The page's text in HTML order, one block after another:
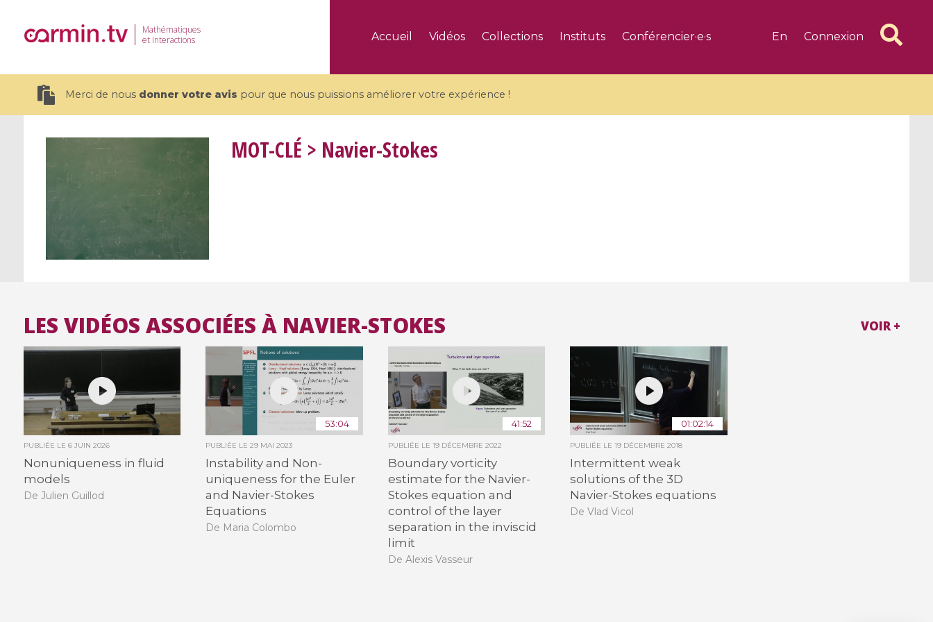
Mathématiques
et Interactions
Accueil Vidéos Collections Instituts Conférencier·e·s En Connexion
Merci de nous donner votre avis pour que nous puissions améliorer votre expérience !
19 videos
CEMRACS 2026 : Modeling and AI
for Environmental Transition /
Centre d'Eté Mathématique de
Toutes les collections
Tous les instituts
MOT-CLÉ > Navier-Stokes
LES VIDÉOS ASSOCIÉES À NAVIER-STOKES
PUBLIÉE LE 6 JUIN 2026
Nonuniqueness in fluid
models
De Julien Guillod
53:04
PUBLIÉE LE29 MAI 2023
Instability and Non-
uniqueness for the Euler
and Navier-Stokes
Equations
De Maria Colombo
41:52
PUBLIÉE LE 19 DÉCEMBRE 2022
Boundary vorticity
estimate for the Navier-
Stokes equation and
control of the layer
separation in the inviscid
limit
De Alexis Vasseur
01:02:14
PUBLIÉE LE19 DÉCEMBRE 2018
Intermittent weak
solutions of the 3D
Navier-Stokes equations
De Vlad Vicol
VOIR +